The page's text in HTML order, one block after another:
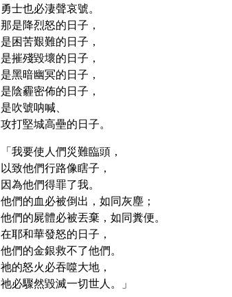
勇士也必淒聲哀號。
那是降烈怒的日子，
是困苦艱難的日子，
是摧殘毀壞的日子，
是黑暗幽冥的日子，
是陰霾密佈的日子，
是吹號呐喊、
攻打堅城高壘的日子。
「我要使人們災難臨頭，
以致他們行路像瞎子，
因為他們得罪了我。
他們的血必被倒出，如同灰塵；
他們的屍體必被丟棄，如同糞便。
在耶和華發怒的日子，
他們的金銀救不了他們。
祂的怒火必吞噬大地，
祂必驟然毀滅一切世人。」